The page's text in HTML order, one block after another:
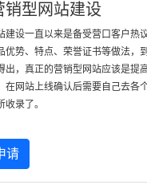
销型网站建设
建设一直以来是备受营口客户热
优势、特点、荣誉证书等做法，
出，真正的营销型网站应该是提
在网站上线确认后需要自己去各
收录了。
请